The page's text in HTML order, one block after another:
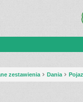
zestawienia Dania